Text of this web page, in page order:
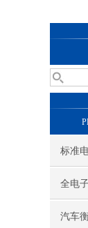
标准
全电
汽车